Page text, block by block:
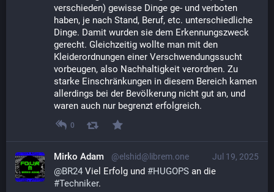
verschieden) gewisse Dinge ge- und verboten
haben, je nach Stand, Beruf, etc. unterschiedliche
Dinge. Damit wurden sie dem Erkennungszweck
gerecht. Gleichzeitig wollte man mit den
Kleiderordnungen einer Verschwendungssucht
vorbeugen, also Nachhaltigkeit verordnen. Zu
starke Einschränkungen in diesem Bereich kamen
allerdings bei der Bevölkerung nicht gut an, und
waren auch nur begrenzt erfolgreich.
0
Jul 19, 2025
Mirko Adam @elshid@librem.one
@BR24 Viel Erfolg und #HUGOPS
#Techniker.